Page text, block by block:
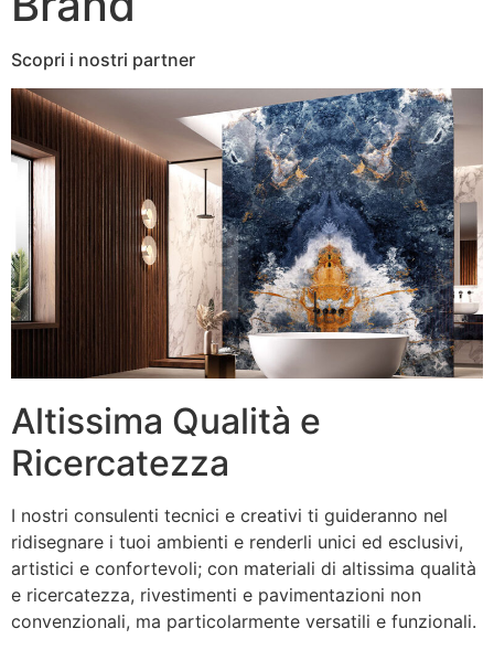
Scopri i nostri partner
Altissima Qualità e
Ricercatezza
I nostri consulenti tecnici e creativi ti guideranno nel
ridisegnare i tuoi ambienti e renderli unici ed esclusivi,
artistici e confortevoli; con materiali di altissima qualità
e ricercatezza, rivestimenti e pavimentazioni non
convenzionali, ma particolarmente versatili e funzionali.